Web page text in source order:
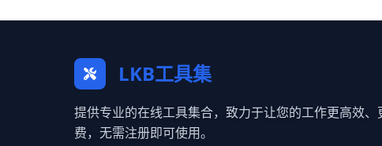
LKB工具集
提供专业的在线工具集合，致力于让您的工作更高效
费，无需注册即可使用。